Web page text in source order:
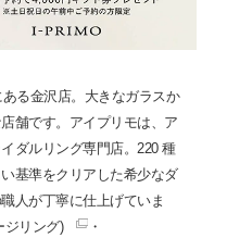
る金沢店。大きなガラスか
舗です。アイプリモは、ア
ダルリング専門店。220 種
基準をクリアした希少なダ
人が丁寧に仕上げていま
ジリング)
・